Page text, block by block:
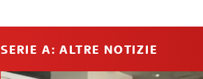
SERIE A: ALTRE NOTIZIE